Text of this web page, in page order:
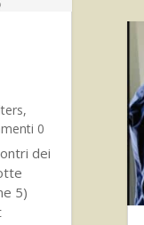
,
0
dei
5)